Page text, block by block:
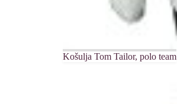
Košulja Tom Tailor, polo team